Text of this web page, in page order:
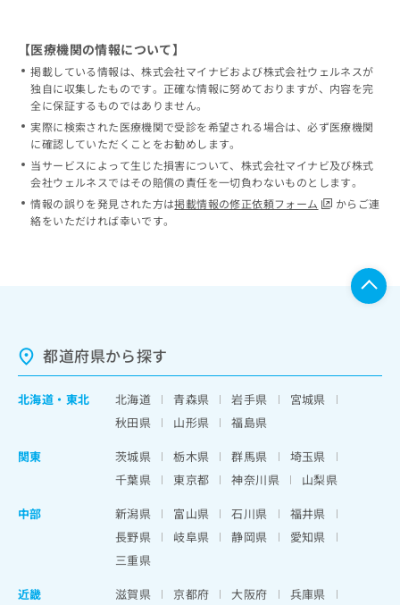
【医療機関の情報について】
掲載している情報は、株式会社マイナビおよび株式会社ウェルネスが
独自に収集したものです。正確な情報に努めておりますが、内容を完
全に保証するものではありません。
実際に検索された医療機関で受診を希望される場合は、必ず医療機関
に確認していただくことをお勧めします。
当サービスによって生じた損害について、株式会社マイナビ及び株式
会社ウェルネスではその賠償の責任を一切負わないものとします。
情報の誤りを発見された方は掲載情報の修正依頼フォーム
からご連
絡をいただければ幸いです。
都道府県から探す
北海道 ・ 東北 北海道 青森県 岩手県
宮城県
秋田県
山形県
福島県
関東
茨城県 栃木県 群馬県
埼玉県
千葉県
東京都 神奈川県
山梨県
中部
新潟県 富山県 石川県
福井県
長野県
岐阜県 静岡県
愛知県
三重県
近畿
滋賀県 京都府 大阪府
兵庫県